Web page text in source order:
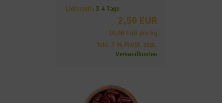
Lieferzeit: 3-4 Tage
2,50 EUR
10,00 EUR pro kg
inkl. 7 % MwSt. zzgl.
Versandkosten